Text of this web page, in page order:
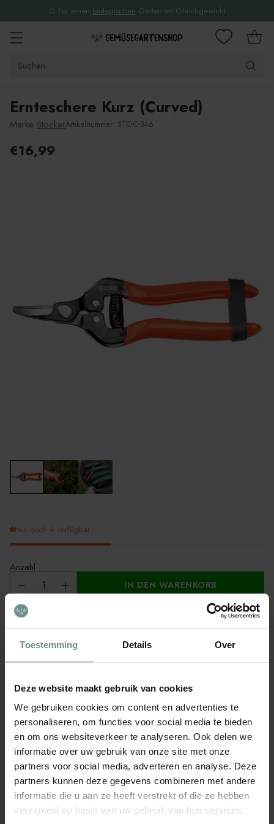
Toestemming Details Over
Deze website maakt gebruik van cookies
We gebruiken cookies om content en advertenties te
personaliseren, om functies voor social media te bieden
en om ons websiteverkeer te analyseren. Ook delen we
informatie over uw gebruik van onze site met onze
partners voor social media, adverteren en analyse. Deze
partners kunnen deze gegevens combineren met andere
informatie die u aan ze heeft verstrekt of die ze hebben
verzameld op basis van uw gebruik van hun services.
⚖️ Für einen biologischen Garten im Gleichgewicht
Suchen…
Ernteschere Kurz (Curved)
Marke StockerArtikelnummer: STOC-346
Unverbindliche
€16,99
Nur noch 4 verfügbar
Anzahl
IN DEN WARENKORB
VERSANDKOSTEN AB 5,99 €
Eine kleine und handliche Schere mit gebogener Klinge zum
Ernten von Weintrauben und Zitrusfrüchten.
PVC-beschichteter Stahlgriff
Länge 16,5cm
Gewicht 126g
Marke: Stocker
Artikelnummer: 346